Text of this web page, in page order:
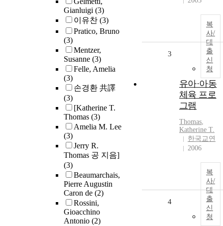
Gianluigi (3)
이유찬 (3)
Pratico, Bruno
(3)
Mentzer,
Susanne (3)
Felle, Amelia
(3)
손경환 共譯
(3)
[Katherine T.
Thomas (3)
Amelia M. Lee
(3)
Jerry R.
Thomas 공 지음]
(3)
Beaumarchais,
Pierre Augustin
Caron de (2)
Rossini,
Gioacchino
Antonio (2)
복
사/
대
출
신
청
3
유아·아동
체육 프로
그램
Thomas,
Katherine T.
한국교연
2006
복
사/
대
출
신
청
4